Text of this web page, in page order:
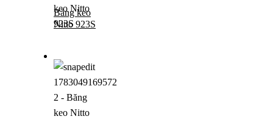
Băng keo
Nitto 923S